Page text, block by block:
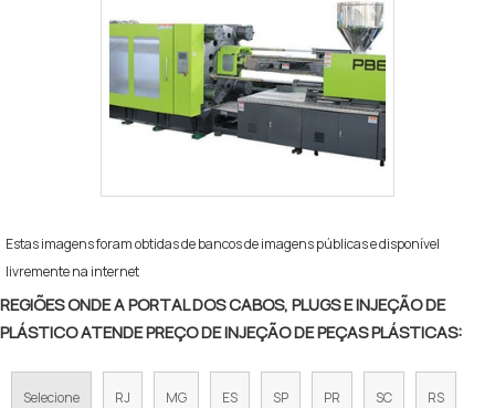
Estas imagens foram obtidas de bancos de imagens públicas e disponível
livremente na internet
REGIÕES ONDE A PORTAL DOS CABOS, PLUGS E INJEÇÃO DE
PLÁSTICO ATENDE PREÇO DE INJEÇÃO DE PEÇAS PLÁSTICAS:
Selecione RJ MG ES SP PR SC RS